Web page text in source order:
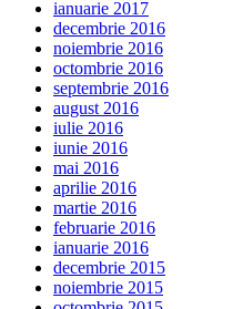
ianuarie 2017
decembrie 2016
noiembrie 2016
octombrie 2016
septembrie 2016
august 2016
iulie 2016
iunie 2016
mai 2016
aprilie 2016
martie 2016
februarie 2016
ianuarie 2016
decembrie 2015
noiembrie 2015